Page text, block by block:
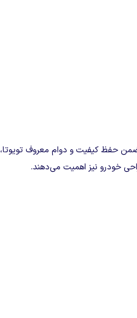
حفظ کیفیت و دوام معروف
خودرو نیز اهمیت می‌دهند.